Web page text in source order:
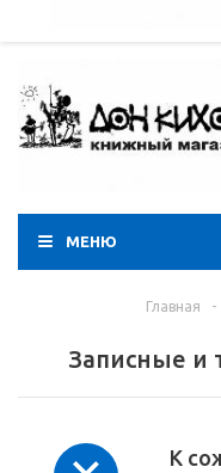
МЕНЮ
Главная -
Записные и
К